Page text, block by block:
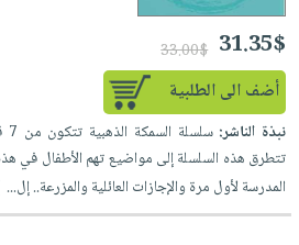
على
Android
تحميل
iKitab
على
Apple
على
Apple
جوائز
العناية
الشخصية
العناية
وتصفيف
الشعر
العناية
بالجسم
والسفرة
جديد
الكل
أواني
الطهي
أدوات
الخبز
متجر
الهدايا
أقسام
31.35$
33.00$
أضف الى الطلبية
نبذة الناشر:
تتطرق هذه السلسلة إلى مواضيع تهم الأطفال في
المدرسة لأول مرة والإجازات العائلية والمزرعة.. إل...